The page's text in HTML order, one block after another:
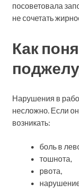
посоветовала
не сочетать
Как
Нарушения в
несложно. Если
возникать:
боль в
тошнота,
рвота,